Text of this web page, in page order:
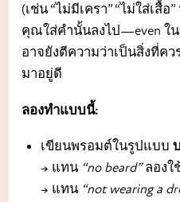
(เช่น “ไม่มีเครา” “ไม่ใส่เสื้อ
คุณใส่คำนั้นลงไป—even ใ
อาจยังตีความว่าเป็นสิ่งที่ค
มาอยู่ดี
ลองทำแบบนี้:
เขียนพรอมต์ในรูปแบบ
→ แทน “no beard”ลองใ
→ แทน “not wearing a